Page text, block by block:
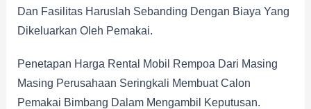
Dan Fasilitas Haruslah Sebanding Dengan Biaya Yang
Dikeluarkan Oleh Pemakai.
Penetapan Harga Rental Mobil Rempoa Dari Masing
Masing Perusahaan Seringkali Membuat Calon
Pemakai Bimbang Dalam Mengambil Keputusan.